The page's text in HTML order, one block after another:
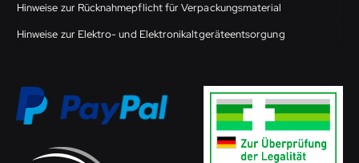
Hinweise zur Rücknahmepflicht für Verpackungsmaterial
Hinweise zur Elektro- und Elektronikaltgeräteentsorgung